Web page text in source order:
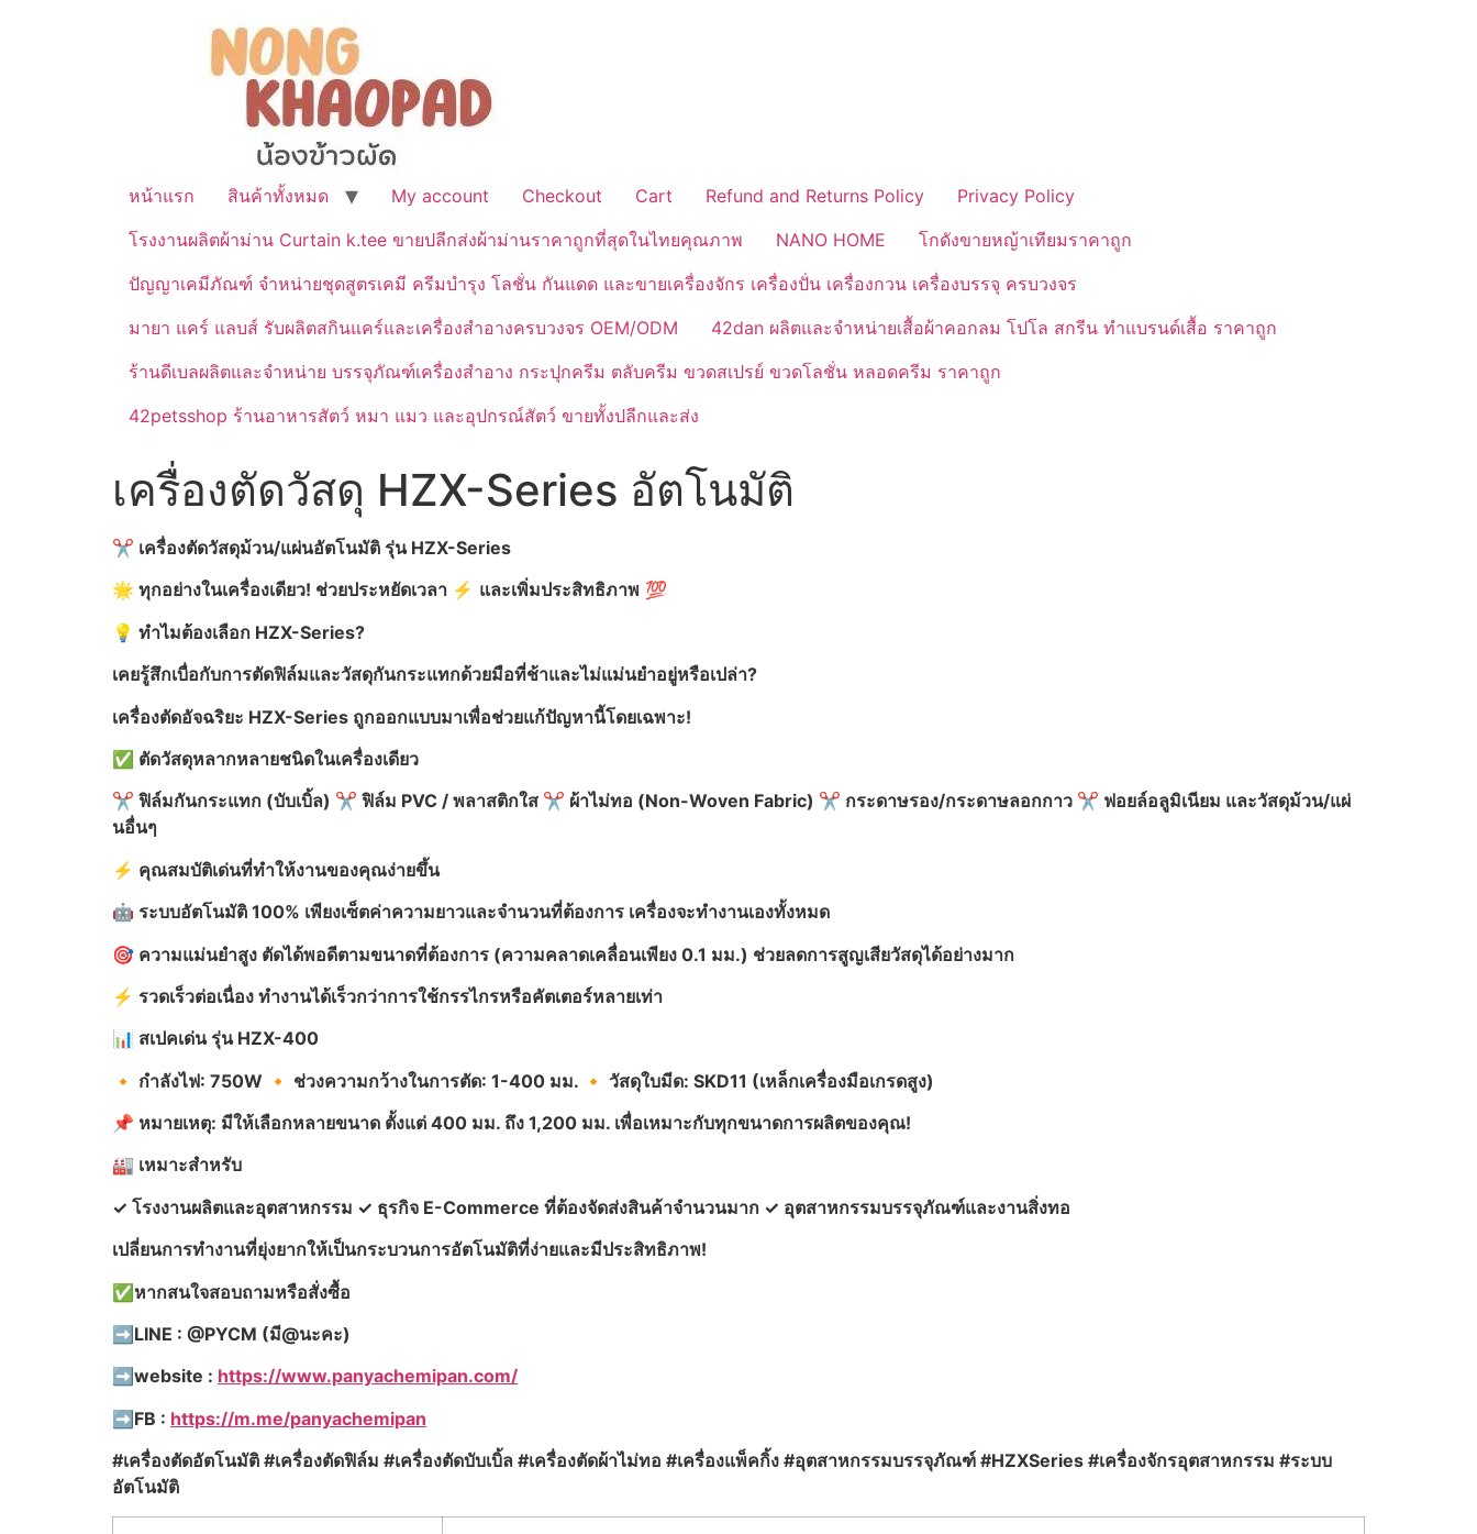
หน้าแรก สินค้าทั้งหมด My account Checkout Cart Refund and Returns Policy
Privacy Policy
โรงงานผลิตผ้าม่าน Curtain k.tee ขายปลีกส่งผ้าม่านราคาถูกที่สุดในไทยคุณภาพ
NANO HOME
โกดังขายหญ้าเทียมราคาถูก
ปัญญาเคมีภัณฑ์ จำหน่ายชุดสูตรเคมี ครีมบำรุง โลชั่น กันแดด และขายเครื่องจักร เครื่องปั่น เครื่องกวน เครื่องบรรจุ ครบวงจร
มายา แคร์ แลบส์ รับผลิตสกินแคร์และเครื่องสำอางครบวงจร OEM/ODM
42dan ผลิตและจำหน่ายเสื้อผ้าคอกลม โปโล สกรีน ทำแบรนด์เสื้อ ราคาถูก
ร้านดีเบลผลิตและจำหน่าย บรรจุภัณฑ์เครื่องสำอาง กระปุกครีม ตลับครีม ขวดสเปรย์ ขวดโลชั่น หลอดครีม ราคาถูก
42petsshop ร้านอาหารสัตว์ หมา แมว และอุปกรณ์สัตว์ ขายทั้งปลีกและส่ง
เครื่องตัดวัสดุ HZX-Series อัตโนมัติ
✂️ เครื่องตัดวัสดุม้วน/แผ่นอัตโนมัติ รุ่น HZX-Series
🌟 ทุกอย่างในเครื่องเดียว! ช่วยประหยัดเวลา ⚡️ และเพิ่มประสิทธิภาพ 💯
💡 ทำไมต้องเลือก HZX-Series?
เคยรู้สึกเบื่อกับการตัดฟิล์มและวัสดุกันกระแทกด้วยมือที่ช้าและไม่แม่นยำอยู่หรือเปล่า?
เครื่องตัดอัจฉริยะ HZX-Series ถูกออกแบบมาเพื่อช่วยแก้ปัญหานี้โดยเฉพาะ!
✅ ตัดวัสดุหลากหลายชนิดในเครื่องเดียว
✂️ ฟิล์มกันกระแทก (บับเบิ้ล) ✂️ ฟิล์ม PVC / พลาสติกใส ✂️ ผ้าไม่ทอ (Non-Woven Fabric) ✂️ กระดาษรอง/กระดาษลอกกาว ✂️ ฟอยล์อลูมิเนียม และวัสดุม้วน/แผ่
นอื่นๆ
⚡️ คุณสมบัติเด่นที่ทำให้งานของคุณง่ายขึ้น
🤖 ระบบอัตโนมัติ 100% เพียงเซ็ตค่าความยาวและจำนวนที่ต้องการ เครื่องจะทำงานเองทั้งหมด
🎯 ความแม่นยำสูง ตัดได้พอดีตามขนาดที่ต้องการ (ความคลาดเคลื่อนเพียง 0.1 มม.) ช่วยลดการสูญเสียวัสดุได้อย่างมาก
⚡️ รวดเร็วต่อเนื่อง ทำงานได้เร็วกว่าการใช้กรรไกรหรือคัตเตอร์หลายเท่า
📊 สเปคเด่น รุ่น HZX-400
🔸 กำลังไฟ: 750W 🔸 ช่วงความกว้างในการตัด: 1-400 มม. 🔸 วัสดุใบมีด: SKD11 (เหล็กเครื่องมือเกรดสูง)
📌 หมายเหตุ: มีให้เลือกหลายขนาด ตั้งแต่ 400 มม. ถึง 1,200 มม. เพื่อเหมาะกับทุกขนาดการผลิตของคุณ!
🏭 เหมาะสำหรับ
✓ โรงงานผลิตและอุตสาหกรรม ✓ ธุรกิจ E-Commerce ที่ต้องจัดส่งสินค้าจำนวนมาก ✓ อุตสาหกรรมบรรจุภัณฑ์และงานสิ่งทอ
เปลี่ยนการทำงานที่ยุ่งยากให้เป็นกระบวนการอัตโนมัติที่ง่ายและมีประสิทธิภาพ!
✅หากสนใจสอบถามหรือสั่งซื้อ
➡️LINE : @PYCM (มี@นะคะ)
➡️website : https://www.panyachemipan.com/
➡️FB : https://m.me/panyachemipan
#เครื่องตัดอัตโนมัติ #เครื่องตัดฟิล์ม #เครื่องตัดบับเบิ้ล #เครื่องตัดผ้าไม่ทอ #เครื่องแพ็คกิ้ง #อุตสาหกรรมบรรจุภัณฑ์ #HZXSeries #เครื่องจักรอุตสาหกรรม #ระบบ
อัตโนมัติ